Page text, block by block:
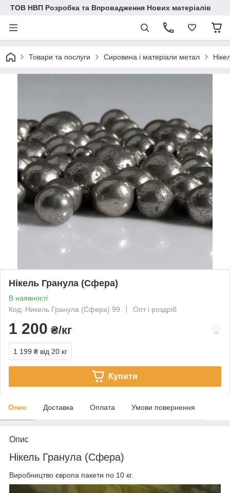
ТОВ НВП Розробка та Впровадження Нових матеріалів
Товари та послуги Сировина і матеріали метал
Нікель Гранула (Сфера)
В наявності
Код: Никель Гранула (Сфера) 99
Опт і роздріб
1 200 ₴/кг
1 199 ₴ від 20 кг
Купити
Опис Доставка Оплата Умови повернення
Опис
Нікель Гранула (Сфера)
Виробництво європа пакети по 10 кг.